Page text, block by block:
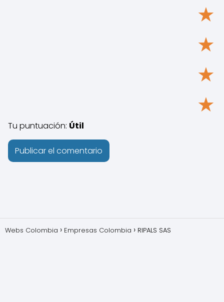
★
★
★
★
Tu puntuación: Útil
Webs Colombia Empresas Colombia RIPALS SAS